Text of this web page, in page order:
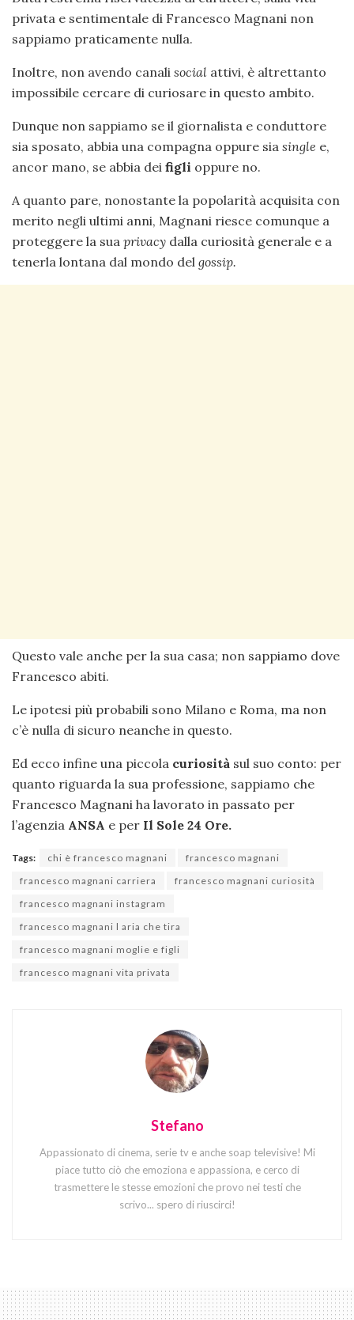
privata e sentimentale di Francesco Magnani non
sappiamo praticamente nulla.
Inoltre, non avendo canali social attivi, è altrettanto
impossibile cercare di curiosare in questo ambito.
Dunque non sappiamo se il giornalista e conduttore
sia sposato, abbia una compagna oppure sia single e,
ancor mano, se abbia dei figli oppure no.
A quanto pare, nonostante la popolarità acquisita con
merito negli ultimi anni, Magnani riesce comunque a
proteggere la sua privacy dalla curiosità generale e a
tenerla lontana dal mondo del gossip.
Questo vale anche per la sua casa; non sappiamo dove
Francesco abiti.
Le ipotesi più probabili sono Milano e Roma, ma non
c’è nulla di sicuro neanche in questo.
Ed ecco infine una piccola curiosità sul suo conto: per
quanto riguarda la sua professione, sappiamo che
Francesco Magnani ha lavorato in passato per
l’agenzia ANSA e per Il Sole 24 Ore.
Tags: chi è francesco magnani
francesco magnani
francesco magnani carriera
francesco magnani curiosità
francesco magnani instagram
francesco magnani l aria che tira
francesco magnani moglie e figli
francesco magnani vita privata
Stefano
Appassionato di cinema, serie tv e anche soap televisive! Mi
piace tutto ciò che emoziona e appassiona, e cerco di
trasmettere le stesse emozioni che provo nei testi che
scrivo... spero di riuscirci!